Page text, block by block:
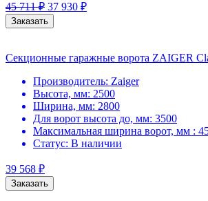
45 711₽ 37 930 ₽
Заказать
Секционные гаражные ворота ZAIGER
Производитель: Zaiger
Высота, мм: 2500
Ширина, мм: 2800
Для ворот высота до, мм: 3500
Максимальная ширина ворот, мм :
Статус: В наличии
39 568 ₽
Заказать